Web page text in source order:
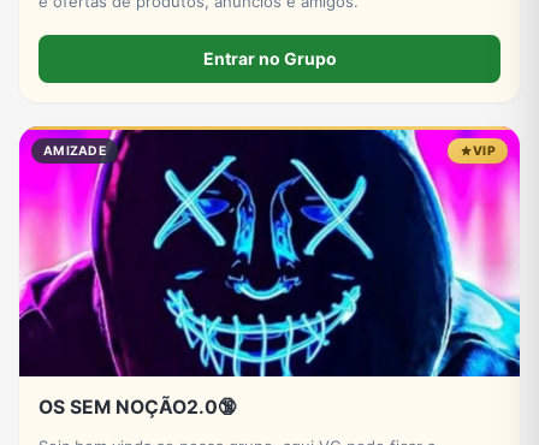
Entrar no Grupo
AMIZADE VIP
OS SEM NOÇÃO2.0🔞